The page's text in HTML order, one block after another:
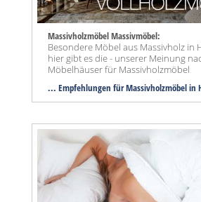
Massivholzmöbel Massivmöbel:
Besondere Möbel aus Massivholz in
hier gibt es die - unserer Meinung
Möbelhäuser für Massivholzmöbel
... Empfehlungen für Massivholzmöbel in